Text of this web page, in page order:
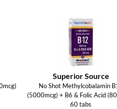
Superior Source
No Shot Methylcobalamin
(5000mcg) + B6 & Folic Acid
60 tabs